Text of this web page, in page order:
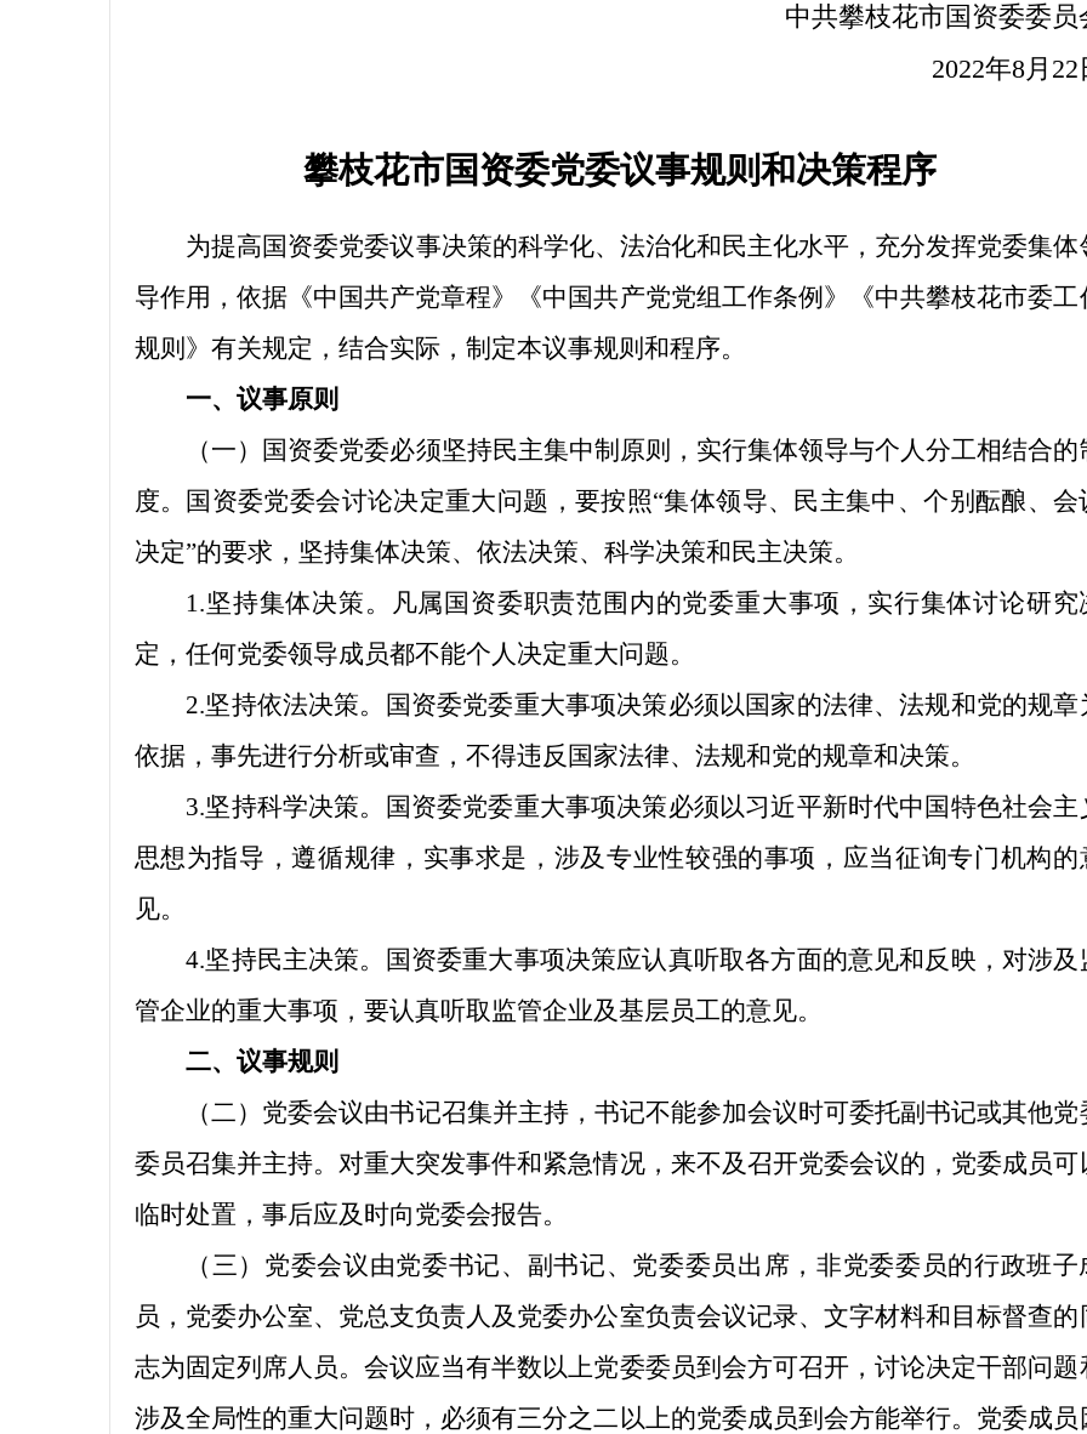
中共攀枝花市国资委委员
2022年8月22
攀枝花市国资委党委议事规则和决策程序
为提高国资委党委议事决策的科学化、法治化和民主化水平，充分发挥党委集体
导作用，依据《中国共产党章程》《中国共产党党组工作条例》《中共攀枝花市委工
规则》有关规定，结合实际，制定本议事规则和程序。
一、议事原则
（一）国资委党委必须坚持民主集中制原则，实行集体领导与个人分工相结合的
度。国资委党委会讨论决定重大问题，要按照“集体领导、民主集中、个别酝酿、会
决定”的要求，坚持集体决策、依法决策、科学决策和民主决策。
1.坚持集体决策。凡属国资委职责范围内的党委重大事项，实行集体讨论研究
定，任何党委领导成员都不能个人决定重大问题。
2.坚持依法决策。国资委党委重大事项决策必须以国家的法律、法规和党的规章
依据，事先进行分析或审查，不得违反国家法律、法规和党的规章和决策。
3.坚持科学决策。国资委党委重大事项决策必须以习近平新时代中国特色社会主
思想为指导，遵循规律，实事求是，涉及专业性较强的事项，应当征询专门机构的
见。
4.坚持民主决策。国资委重大事项决策应认真听取各方面的意见和反映，对涉及
管企业的重大事项，要认真听取监管企业及基层员工的意见。
二、议事规则
（二）党委会议由书记召集并主持，书记不能参加会议时可委托副书记或其他党
委员召集并主持。对重大突发事件和紧急情况，来不及召开党委会议的，党委成员可
临时处置，事后应及时向党委会报告。
（三）党委会议由党委书记、副书记、党委委员出席，非党委委员的行政班子
员，党委办公室、党总支负责人及党委办公室负责会议记录、文字材料和目标督查的
志为固定列席人员。会议应当有半数以上党委委员到会方可召开，讨论决定干部问题
涉及全局性的重大问题时，必须有三分之二以上的党委成员到会方能举行。党委成员